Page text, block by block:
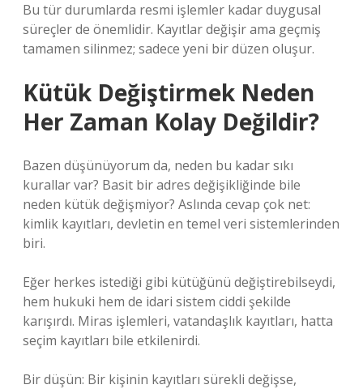
Bu tür durumlarda resmi işlemler kadar duygusal
süreçler de önemlidir. Kayıtlar değişir ama geçmiş
tamamen silinmez; sadece yeni bir düzen oluşur.
Kütük Değiştirmek Neden
Her Zaman Kolay Değildir?
Bazen düşünüyorum da, neden bu kadar sıkı
kurallar var? Basit bir adres değişikliğinde bile
neden kütük değişmiyor? Aslında cevap çok net:
kimlik kayıtları, devletin en temel veri sistemlerinden
biri.
Eğer herkes istediği gibi kütüğünü değiştirebilseydi,
hem hukuki hem de idari sistem ciddi şekilde
karışırdı. Miras işlemleri, vatandaşlık kayıtları, hatta
seçim kayıtları bile etkilenirdi.
Bir düşün: Bir kişinin kayıtları sürekli değişse,